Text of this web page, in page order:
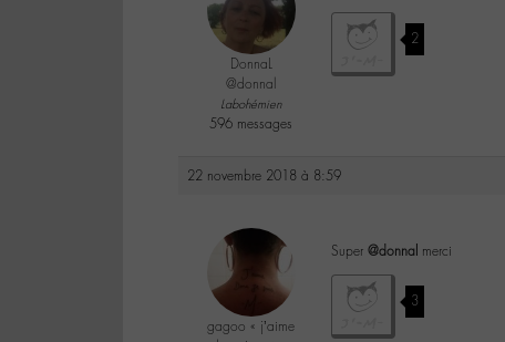
DonnaL
@donnal
Labohémien
596 messages
2
22 novembre 2018 à 8:59
gagoo « j’aime
Super @donnal merci
3